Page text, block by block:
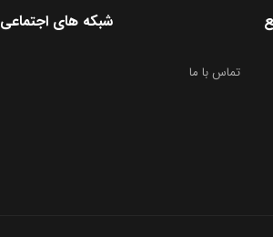
شبکه های اجتماعی
تماس با ما